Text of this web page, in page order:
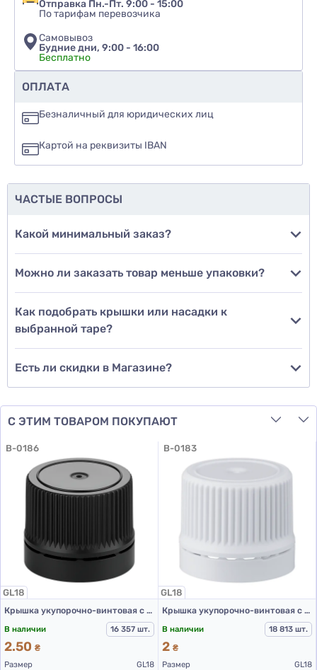
Рекомендуете ли вы этот товар
да
еще не знаю
Добавить отзыв
Отправка Пн.-Пт. 9:00 - 15:00
По тарифам перевозчика
Самовывоз
Будние дни, 9:00 - 16:00
Бесплатно
ОПЛАТА
Безналичный для юридических лиц
Картой на реквизиты IBAN
ЧАСТЫЕ ВОПРОСЫ
Какой минимальный заказ?
Можно ли заказать товар меньше упаковки?
Как подобрать крышки или насадки к
выбранной таре?
Есть ли скидки в Магазине?
С ЭТИМ ТОВАРОМ ПОКУПАЮТ
B-0186
GL18
Крышка укупорочно-винтовая с контролем первого вскрытия тип 1.4к черная
В наличии
16 357 шт.
2.50 ₴
Размер
GL18
B-0183
GL18
Крышка укупорочно-винтовая с контролем первого открытия тип 1.4к белая
В наличии
18 813 шт.
2 ₴
Размер
GL18